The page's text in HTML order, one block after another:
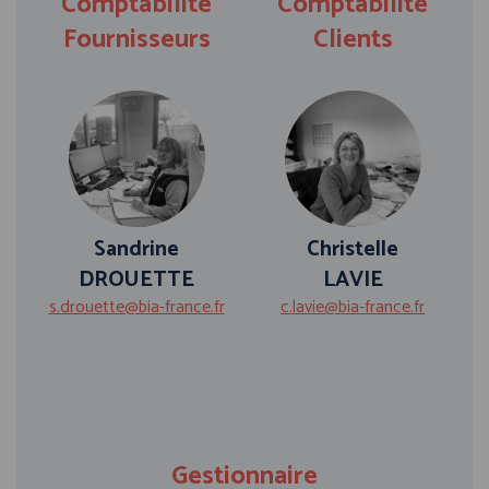
Fournisseurs
Sandrine
DROUETTE
s.drouette@bia-france.fr
Clients
Christelle
LAVIE
c.lavie@bia-france.fr
Gestionnaire